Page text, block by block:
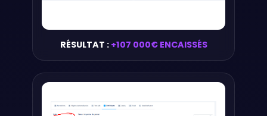
RÉSULTAT : +107 000€ ENCAISSÉS